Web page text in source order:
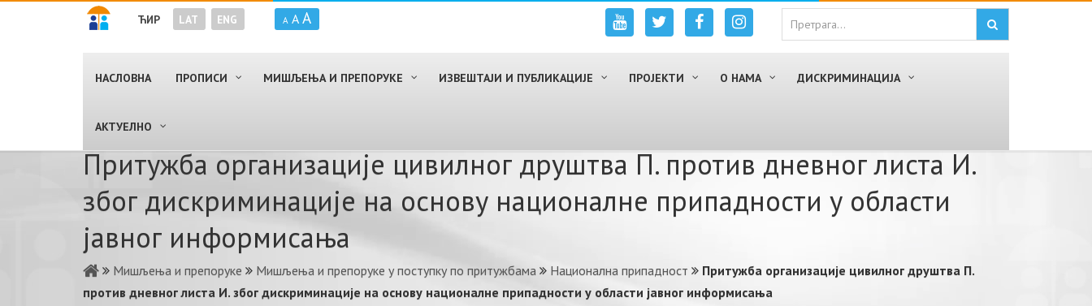
ЋИР LAT ENG A A A
НАСЛОВНА ПРОПИСИ МИШЉЕЊА И ПРЕПОРУКЕ ИЗВЕШТАЈИ И ПУБЛИКАЦИЈЕ ПРОЈЕКТИ О НАМА ДИСКРИМИНАЦИЈА
AКТУЕЛНО
Притужба организације цивилног друштва П. против дневног листа И.
због дискриминације на основу националне припадности у области
јавног информисања
Мишљења и препоруке Мишљења и препоруке у поступку по притужбама Национална припадност
Притужба организације цивилног друштва П.
против дневног листа И. због дискриминације на основу националне припадности у области јавног информисања